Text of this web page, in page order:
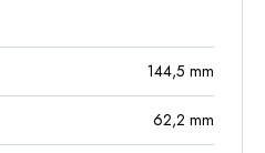
144,5 mm
62,2 mm